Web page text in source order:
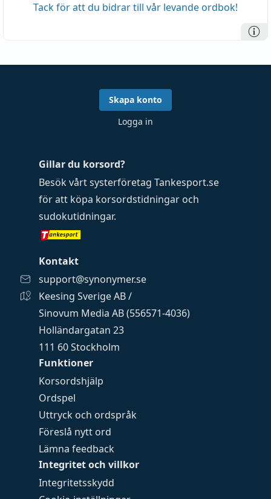
Tack för att du bidrar till vår levande ordbok!
Funktioner
Korsordshjälp
Ordspel
Uttryck och ordspråk
Föreslå nytt ord
Lämna feedback
Integritet och villkor
Integritetsskydd
Gillar du korsord?
Besök vårt systerföretag Tankesport.se
för att köpa korsordstidningar och
sudokutidningar.
Kontakt
support@synonymer.se
Keesing Sverige AB /
Sinovum Media AB (556571-4036)
Holländargatan 23
111 60 Stockholm
Skapa konto
Logga in